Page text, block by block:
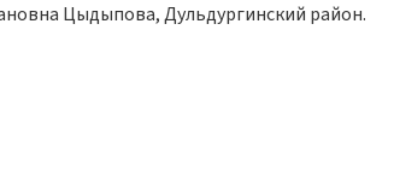
Цыдыпова, Дульдургинский район.